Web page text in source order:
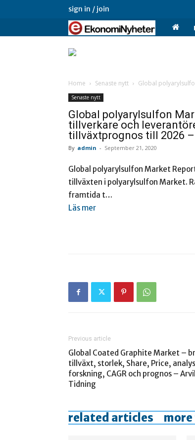
sign in / join
Home Senaste nytt Global
Senaste nytt
Global polyarylsulfon
tillverkare och
tillväxtprognos till 2026
By admin - September 21, 2020
Global polyarylsulfon Market
tillväxten i polyarylsulfon Market.
framtida t…
Läs mer
Previous article
Global Coated Graphite Market –
tillväxt, storlek, Share, Price,
forskning, CAGR och prognos –
Tidning
related articles